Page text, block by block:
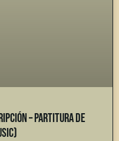
– Partitura de